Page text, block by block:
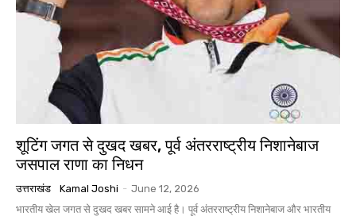
शूटिंग जगत से दुखद खबर, पूर्व अंतरराष्ट्रीय निशानेबाज
जसपाल राणा का निधन
उत्तराखंड Kamal Joshi - June 12, 2026
भारतीय खेल जगत से दुखद खबर सामने आई है। पूर्व अंतरराष्ट्रीय निशानेबाज और भारतीय